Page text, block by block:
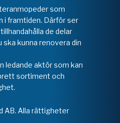
som
i framtiden. Därför ser
de delar
kunna renovera din
ledande aktör som kan
sortiment och
AB. Alla rättigheter